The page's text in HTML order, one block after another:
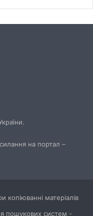
на портал –
матеріалів
пошукових систем -